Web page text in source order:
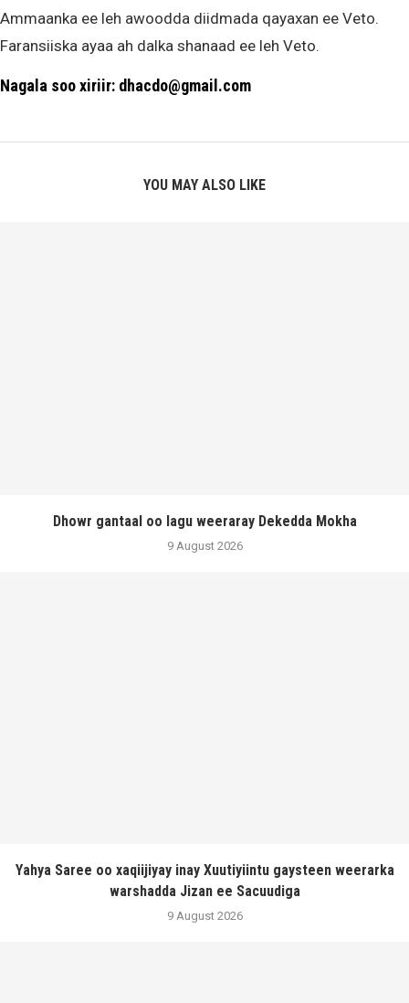
Ammaanka ee leh awoodda diidmada qayaxan ee Veto.
Faransiiska ayaa ah dalka shanaad ee leh Veto.
Nagala soo xiriir: dhacdo@gmail.com
YOU MAY ALSO LIKE
Dhowr gantaal oo lagu weeraray Dekedda Mokha
9 August 2026
Yahya Saree oo xaqiijiyay inay Xuutiyiintu gaysteen weerarka
warshadda Jizan ee Sacuudiga
9 August 2026